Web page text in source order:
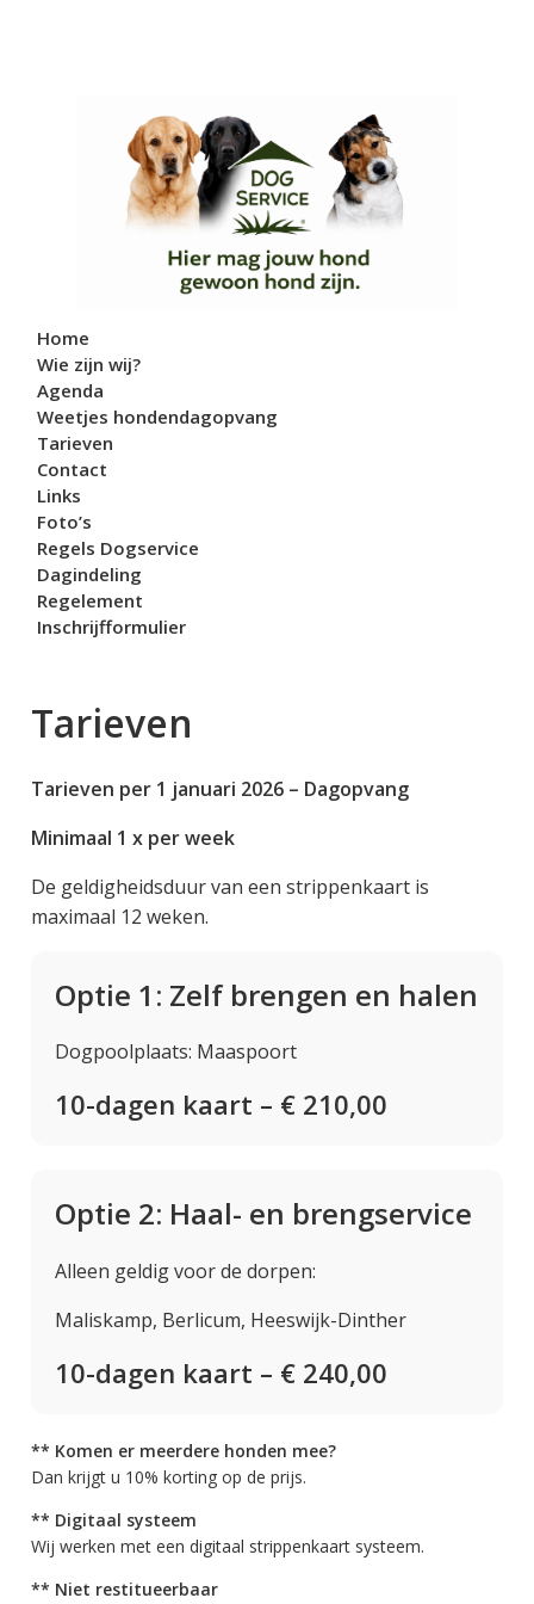
Home
Wie zijn wij?
Agenda
Weetjes hondendagopvang
Tarieven
Contact
Links
Foto’s
Regels Dogservice
Dagindeling
Regelement
Inschrijfformulier
Tarieven
Tarieven per 1 januari 2026 – Dagopvang
Minimaal 1 x per week
De geldigheidsduur van een strippenkaart is
maximaal 12 weken.
Optie 1: Zelf brengen en halen
Dogpoolplaats: Maaspoort
10-dagen kaart – € 210,00
Optie 2: Haal- en brengservice
Alleen geldig voor de dorpen:
Maliskamp, Berlicum, Heeswijk-Dinther
10-dagen kaart – € 240,00
** Komen er meerdere honden mee?
Dan krijgt u 10% korting op de prijs.
** Digitaal systeem
Wij werken met een digitaal strippenkaart systeem.
** Niet restitueerbaar